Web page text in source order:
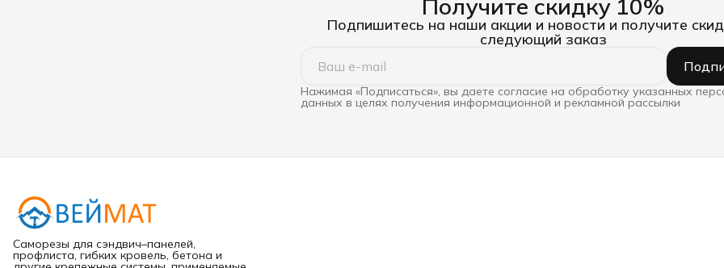
Получите скидку 10%
Подпишитесь на наши акции и новости и получите
следующий заказ
Нажимая «Подписаться», вы даете согласие на обработку указанных
данных в целях получения информационной и рекламной рассылки
Саморезы для сэндвич–панелей,
профлиста, гибких кровель, бетона и